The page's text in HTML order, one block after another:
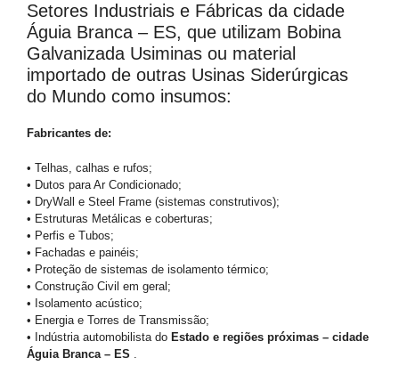
Setores Industriais e Fábricas da cidade
Águia Branca – ES, que utilizam Bobina
Galvanizada Usiminas ou material
importado de outras Usinas Siderúrgicas
do Mundo como insumos:
Fabricantes de:
• Telhas, calhas e rufos;
• Dutos para Ar Condicionado;
• DryWall e Steel Frame (sistemas construtivos);
• Estruturas Metálicas e coberturas;
• Perfis e Tubos;
• Fachadas e painéis;
• Proteção de sistemas de isolamento térmico;
• Construção Civil em geral;
• Isolamento acústico;
• Energia e Torres de Transmissão;
• Indústria automobilista do Estado e regiões próximas – cidade
Águia Branca – ES